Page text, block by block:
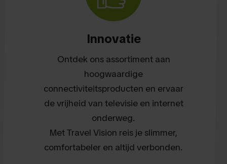
Innovatie
Ontdek ons assortiment aan
hoogwaardige
connectiviteitsproducten en ervaar
de vrijheid van televisie en internet
onderweg.
Met Travel Vision reis je slimmer,
comfortabeler en altijd verbonden.